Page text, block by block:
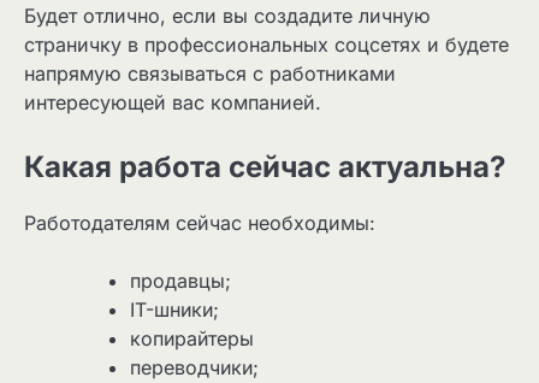
Будет отлично, если вы создадите личную
страничку в профессиональных соцсетях и будете
напрямую связываться с работниками
интересующей вас компанией.
Какая работа сейчас актуальна?
Работодателям сейчас необходимы:
продавцы;
IT-шники;
копирайтеры
переводчики;